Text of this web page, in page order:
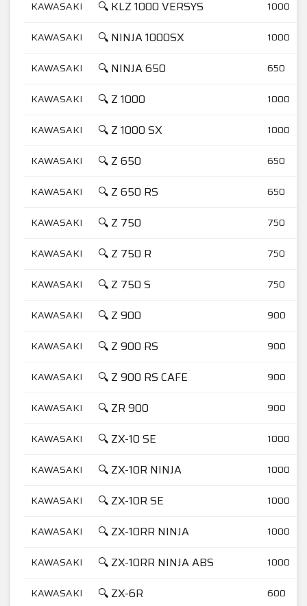
KAWASAKI 🔍 KLZ 1000 VERSYS 1000
KAWASAKI 🔍 NINJA 1000SX 1000
KAWASAKI 🔍 NINJA 650 650
KAWASAKI 🔍 Z 1000 1000
KAWASAKI 🔍 Z 1000 SX 1000
KAWASAKI 🔍 Z 650 650
KAWASAKI 🔍 Z 650 RS 650
KAWASAKI 🔍 Z 750 750
KAWASAKI 🔍 Z 750 R 750
KAWASAKI 🔍 Z 750 S 750
KAWASAKI 🔍 Z 900 900
KAWASAKI 🔍 Z 900 RS 900
KAWASAKI 🔍 Z 900 RS CAFE 900
KAWASAKI 🔍 ZR 900 900
KAWASAKI 🔍 ZX-10 SE 1000
KAWASAKI 🔍 ZX-10R NINJA 1000
KAWASAKI 🔍 ZX-10R SE 1000
KAWASAKI 🔍 ZX-10RR NINJA 1000
KAWASAKI 🔍 ZX-10RR NINJA ABS 1000
KAWASAKI 🔍 ZX-6R 600